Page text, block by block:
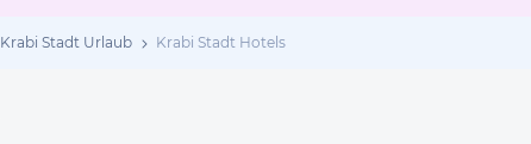
Krabi Stadt Urlaub Krabi Stadt Hotels